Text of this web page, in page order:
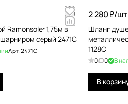
Ramonsoler 1,75м в
серый 2471C
Арт.2471C
2 280 ₽/шт
Шланг
1128C
0 0 В
В